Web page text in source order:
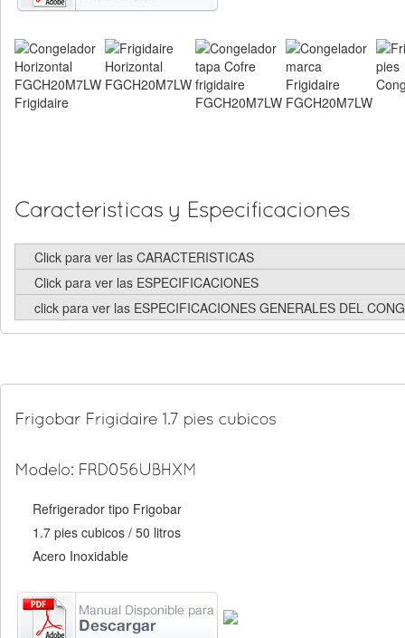
Click para ver las CARACTERISTICAS
Click para ver las ESPECIFICACIONES
click para ver las ESPECIFICACIONES GENERALES DEL
Refrigerador tipo Frigobar
1.7 pies cubicos / 50 litros
Acero Inoxidable